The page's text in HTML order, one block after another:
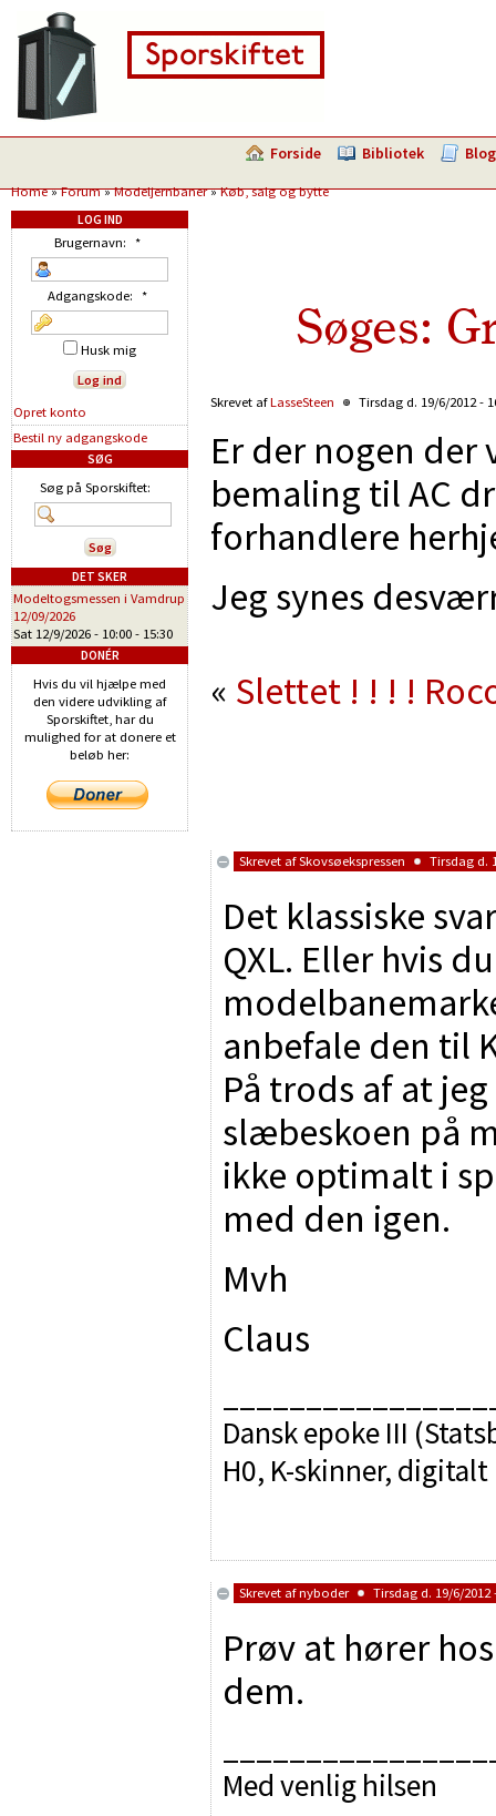
Forside Bibliotek Blog
Home»Forum»Modeljernbaner»Køb, salg og bytte
Søges:
Skrevet afLasseSteen Tirsdag d. 19/6/2012 -
Er der nogen der
bemaling til AC
forhandlere
Jeg synes
« Slettet ! ! ! !
Skrevet afSkovsøekspressen Tirsdag d.
Det klassiske
QXL. Eller hvis
anbefale den til
På trods af at
slæbeskoen på
ikke optimalt i
med den igen.
Mvh
Claus
Dansk epoke III
H0, K-skinner, digitalt
Skrevet afnyboder Tirsdag d. 19/6/2012
Prøv at hører
dem.
Med venlig hilsen
LOG IND
Brugernavn: *
Adgangskode: *
Husk mig
Opret konto
Bestil ny adgangskode
SØG
Søg på Sporskiftet:
DET SKER
Modeltogsmessen i Vamdrup
12/09/2026
Sat 12/9/2026 - 10:00 - 15:30
DONÉR
Hvis du vil hjælpe med
den videre udvikling af
Sporskiftet, har du
mulighed for at donere et
beløb her: